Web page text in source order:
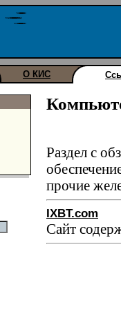
О КИС
Раздел с
прочие
IXBT.com
Сайт